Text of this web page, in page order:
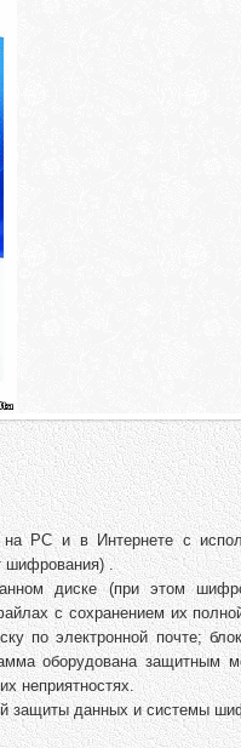
PC и в Интернете с
шифрования) .
диске (при этом
с сохранением их
по электронной почте;
оборудована защитным
неприятностях.
защиты данных и системы